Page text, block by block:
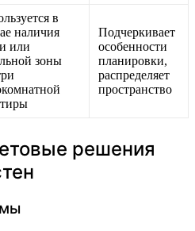
в
наличия
или
зоны
Подчеркивает
особенности
планировки,
распределяет
пространство
решения